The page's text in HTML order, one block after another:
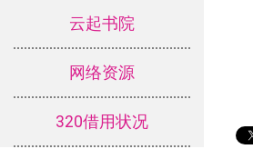
云起书院
网络资源
320借用状况